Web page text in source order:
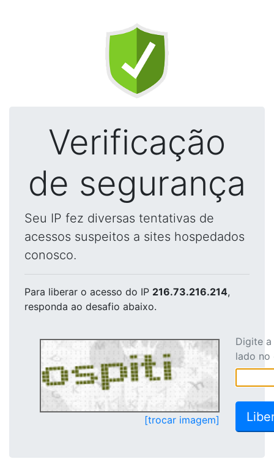
Verificação
de segurança
Seu IP fez diversas tentativas de
acessos suspeitos a sites hospedados
conosco.
Para liberar o acesso do IP 216.73.216.214,
responda ao desafio abaixo.
[trocar imagem]
Digite
lado no